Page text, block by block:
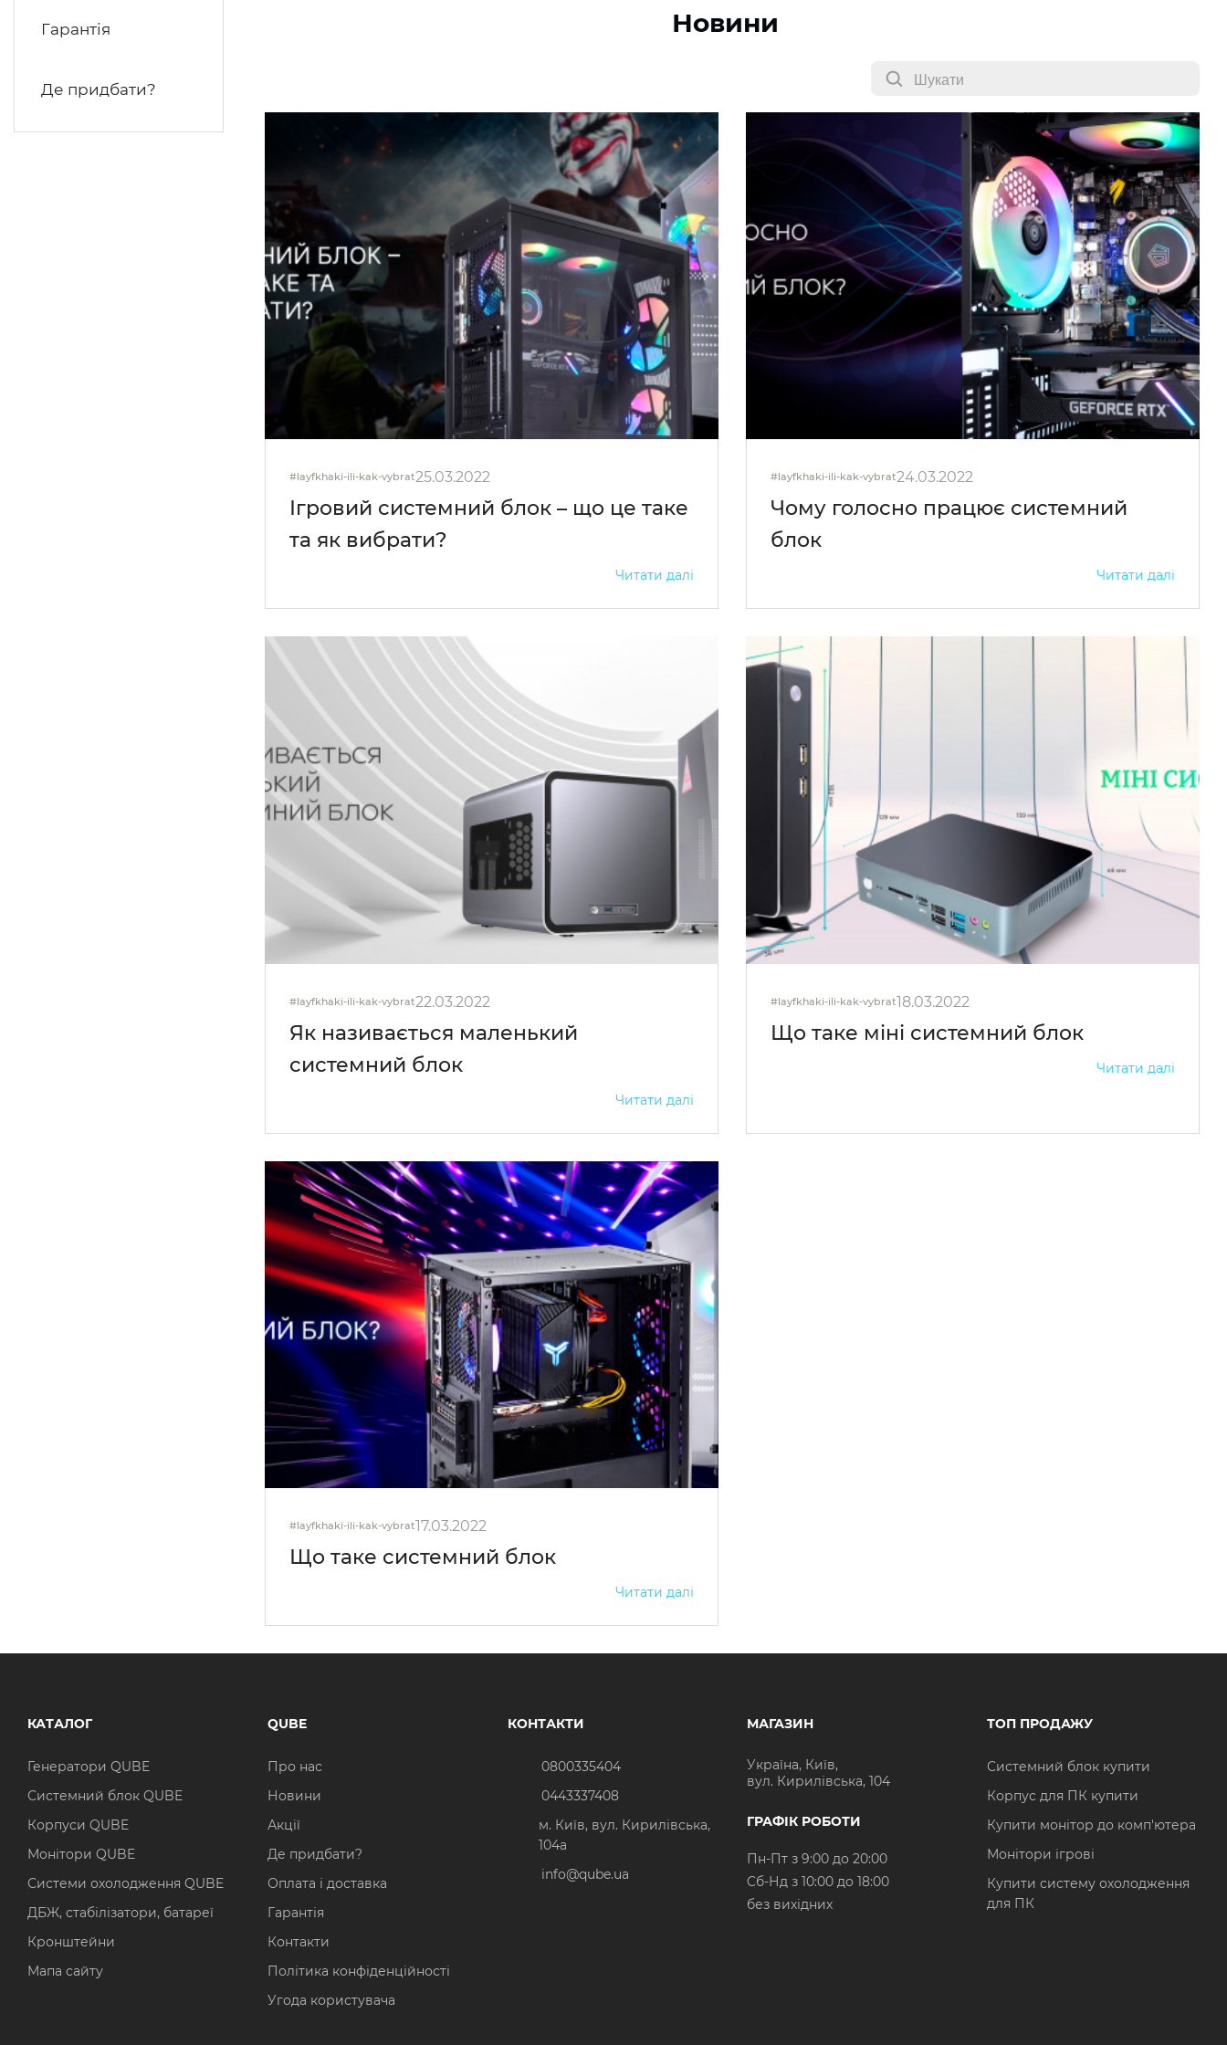
Гарантія
Де придбати?
Новини
#layfkhaki-ili-kak-vybrat25.03.2022
Ігровий системний блок – що це таке
та як вибрати?
Читати далі
#layfkhaki-ili-kak-vybrat24.03.2022
Чому голосно працює системний
блок
Читати далі
#layfkhaki-ili-kak-vybrat22.03.2022
Як називається маленький
системний блок
Читати далі
#layfkhaki-ili-kak-vybrat18.03.2022
Що таке міні системний блок
Читати далі
#layfkhaki-ili-kak-vybrat17.03.2022
Що таке системний блок
Читати далі
КАТАЛОГ
Генератори QUBE
Системний блок QUBE
Корпуси QUBE
Монітори QUBE
Системи охолодження QUBE
ДБЖ, стабілізатори, батареї
Кронштейни
Мапа сайту
QUBE
Про нас
Новини
Акції
Де придбати?
Оплата і доставка
Гарантія
Контакти
Політика конфіденційності
Угода користувача
КОНТАКТИ
0800335404
0443337408
м. Київ, вул. Кирилівська,
104а
info@qube.ua
МАГАЗИН
Україна, Київ,
вул. Кирилівська, 104
ГРАФІК РОБОТИ
Пн-Пт з 9:00 до 20:00
Cб-Нд з 10:00 до 18:00
без вихідних
ТОП ПРОДАЖУ
Системний блок купити
Корпус для ПК купити
Купити монітор до комп'ютера
Монітори ігрові
Купити систему охолодження
для ПК